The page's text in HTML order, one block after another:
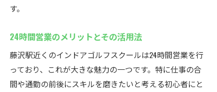
仕事と趣味を両立させる時間管理術
夜間の利用者限定の特別イベント紹介
天候に左右されない練習環境を提供する藤沢駅
のインドアゴルフスクールウテミル
す。
24時間営業のメリットとその活用法
藤沢駅近くのインドアゴルフスクールは24時間営業を行
っており、これが大きな魅力の一つです。特に仕事の合
間や通勤の前後にスキルを磨きたいと考える初心者にと